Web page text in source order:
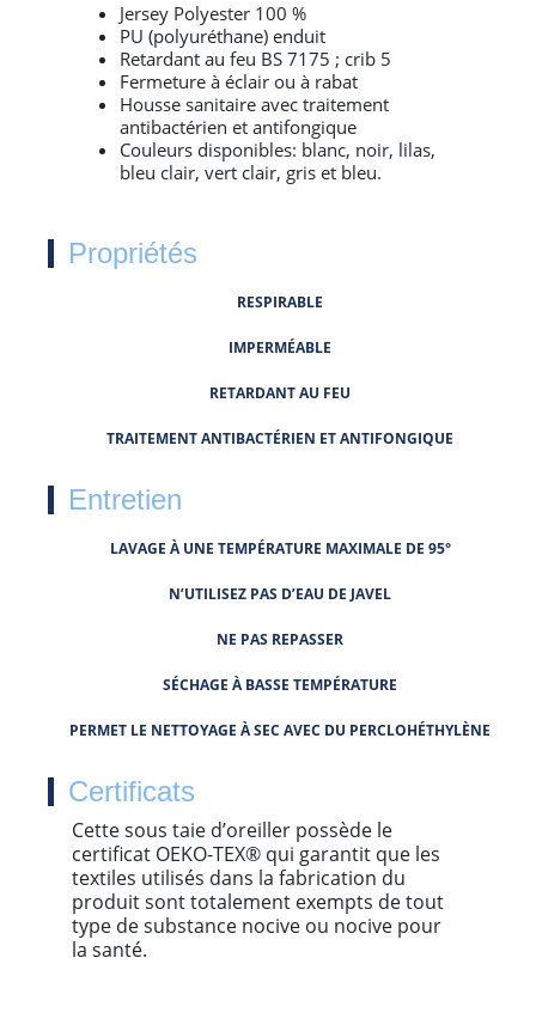
Jersey Polyester 100 %
PU (polyuréthane) enduit
Retardant au feu BS 7175 ; crib 5
Fermeture à éclair ou à rabat
Housse sanitaire avec traitement
antibactérien et antifongique
Couleurs disponibles: blanc, noir, lilas,
bleu clair, vert clair, gris et bleu.
Propriétés
RESPIRABLE
IMPERMÉABLE
RETARDANT AU FEU
TRAITEMENT ANTIBACTÉRIEN ET ANTIFONGIQUE
Entretien
LAVAGE À UNE TEMPÉRATURE MAXIMALE DE 95°
N’UTILISEZ PAS D’EAU DE JAVEL
NE PAS REPASSER
SÉCHAGE À BASSE TEMPÉRATURE
PERMET LE NETTOYAGE À SEC AVEC DU PERCLOHÉTHYLÈNE
Certificats
Cette sous taie d’oreiller possède le
certificat OEKO-TEX® qui garantit que les
textiles utilisés dans la fabrication du
produit sont totalement exempts de tout
type de substance nocive ou nocive pour
la santé.